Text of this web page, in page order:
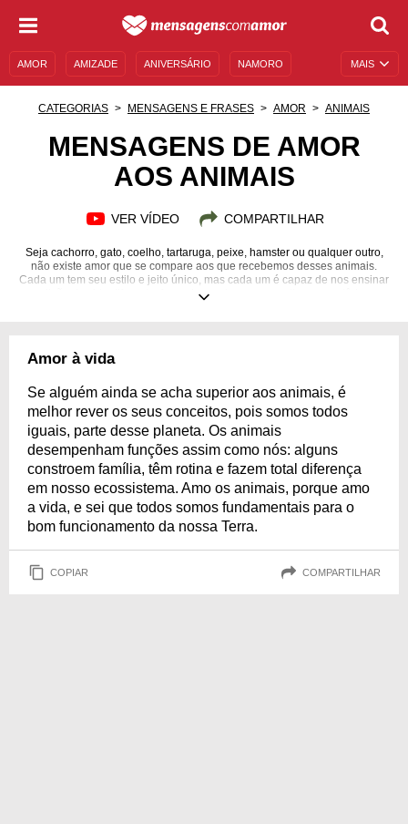
MAIS
AMOR AMIZADE ANIVERSÁRIO NAMORO
MENSAGENS E FRASES MENSAGENS DE ANIVERSÁRIO
CATEGORIAS MENSAGENS E FRASES AMOR ANIMAIS
MENSAGENS DE AMOR
AOS ANIMAIS
VER VÍDEO COMPARTILHAR
Seja cachorro, gato, coelho, tartaruga, peixe, hamster ou qualquer outro,
não existe amor que se compare aos que recebemos desses animais.
Cada um tem seu estilo e jeito único, mas cada um é capaz de nos ensinar
uma lição de vida diferente, fazendo-nos humanos melhores por tê-los em
Amor à vida
Se alguém ainda se acha superior aos animais, é
melhor rever os seus conceitos, pois somos todos
iguais, parte desse planeta. Os animais
desempenham funções assim como nós: alguns
constroem família, têm rotina e fazem total diferença
em nosso ecossistema. Amo os animais, porque amo
a vida, e sei que todos somos fundamentais para o
bom funcionamento da nossa Terra.
COPIAR COMPARTILHAR